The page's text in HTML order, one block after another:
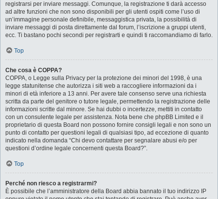
registrarsi per inviare messaggi. Comunque, la registrazione ti darà accesso
ad altre funzioni che non sono disponibili per gli utenti ospiti come l’uso di
un’immagine personale definibile, messaggistica privata, la possibilità di
inviare messaggi di posta direttamente dal forum, l’iscrizione a gruppi utenti,
ecc. Ti bastano pochi secondi per registrarti e quindi ti raccomandiamo di farlo.
Top
Che cosa è COPPA?
COPPA, o Legge sulla Privacy per la protezione dei minori del 1998, è una
legge statunitense che autorizza i siti web a raccogliere informazioni da i
minori di età inferiore a 13 anni. Per avere tale consenso serve una richiesta
scritta da parte del genitore o tutore legale, permettendo la registrazione delle
informazioni scritte dal minore. Se hai dubbi o incertezze, mettiti in contatto
con un consulente legale per assistenza. Nota bene che phpBB Limited e il
proprietario di questa Board non possono fornire consigli legali e non sono un
punto di contatto per questioni legali di qualsiasi tipo, ad eccezione di quanto
indicato nella domanda “Chi devo contattare per segnalare abusi e/o per
questioni d’ordine legale concernenti questa Board?”.
Top
Perché non riesco a registrarmi?
È possibile che l’amministratore della Board abbia bannato il tuo indirizzo IP